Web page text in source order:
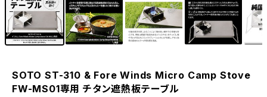
SOTO ST-310 & Fore Winds Micro Camp Stove
FW-MS01専用 チタン遮熱板テーブル